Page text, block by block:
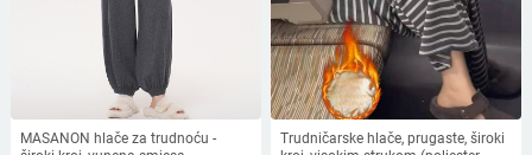
MASANON hlače za trudnoću -
Trudničarske hlače, prugaste, široki